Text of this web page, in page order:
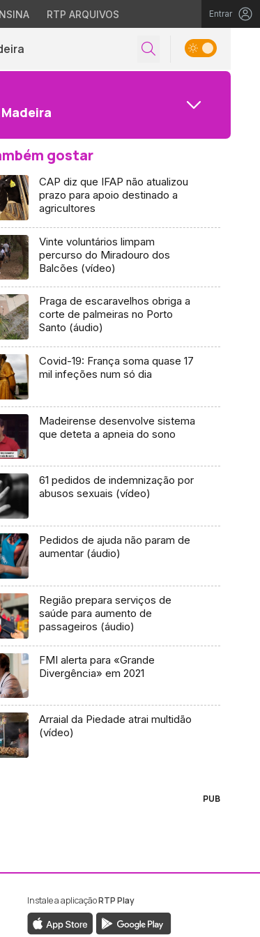
RTP ARQUIVOS Entrar
Madeira
gostar
CAP diz que IFAP não atualizou
prazo para apoio destinado a
agricultores
Vinte voluntários limpam
percurso do Miradouro dos
Balcões (vídeo)
Praga de escaravelhos obriga a
corte de palmeiras no Porto
Santo (áudio)
Covid-19: França soma quase 17
mil infeções num só dia
Madeirense desenvolve sistema
que deteta a apneia do sono
61 pedidos de indemnização por
abusos sexuais (vídeo)
Pedidos de ajuda não param de
aumentar (áudio)
Região prepara serviços de
saúde para aumento de
passageiros (áudio)
FMI alerta para «Grande
Divergência» em 2021
Arraial da Piedade atrai multidão
(vídeo)
PUB
RTP Madeira
da RTP Madeira
Instale a aplicaçãoRTP Play